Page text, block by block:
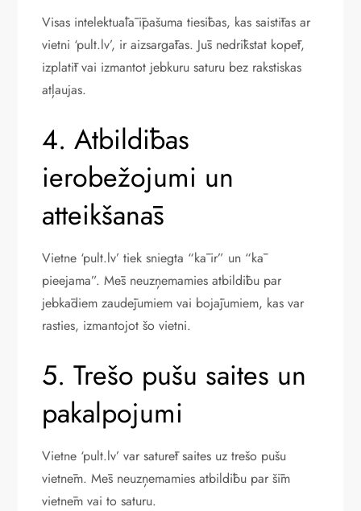
Visas intelektuālā īpašuma tiesības, kas saistītas ar
vietni ‘pult.lv’, ir aizsargātas. Jūs nedrīkstat kopēt,
izplatīt vai izmantot jebkuru saturu bez rakstiskas
atļaujas.
4. Atbildības
ierobežojumi un
atteikšanās
Vietne ‘pult.lv’ tiek sniegta “kā ir” un “kā
pieejama”. Mēs neuzņemamies atbildību par
jebkādiem zaudējumiem vai bojājumiem, kas var
rasties, izmantojot šo vietni.
5. Trešo pušu saites un
pakalpojumi
Vietne ‘pult.lv’ var saturēt saites uz trešo pušu
vietnēm. Mēs neuzņemamies atbildību par šīm
vietnēm vai to saturu.